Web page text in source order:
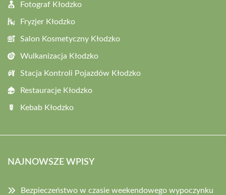
Fotograf Kłodzko
Fryzjer Kłodzko
Salon Kosmetyczny Kłodzko
Wulkanizacja Kłodzko
Stacja Kontroli Pojazdów Kłodzko
Restauracje Kłodzko
Kebab Kłodzko
NAJNOWSZE WPISY
Bezpieczeństwo w czasie weekendowego wypoczynku